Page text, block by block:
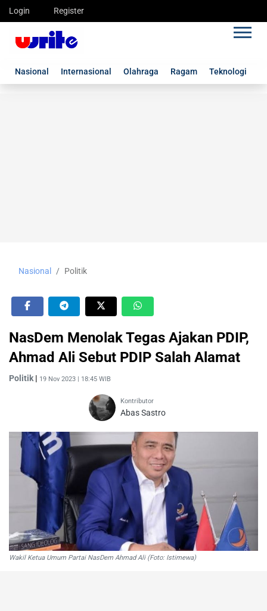
Login Register
Nasional Internasional Olahraga Ragam Teknologi
Nasional Politik
NasDem Menolak Tegas Ajakan PDIP,
Ahmad Ali Sebut PDIP Salah Alamat
Politik | 19 Nov 2023 | 18:45 WIB
Kontributor
Abas Sastro
Wakil Ketua Umum Partai NasDem Ahmad Ali (Foto: Istimewa)